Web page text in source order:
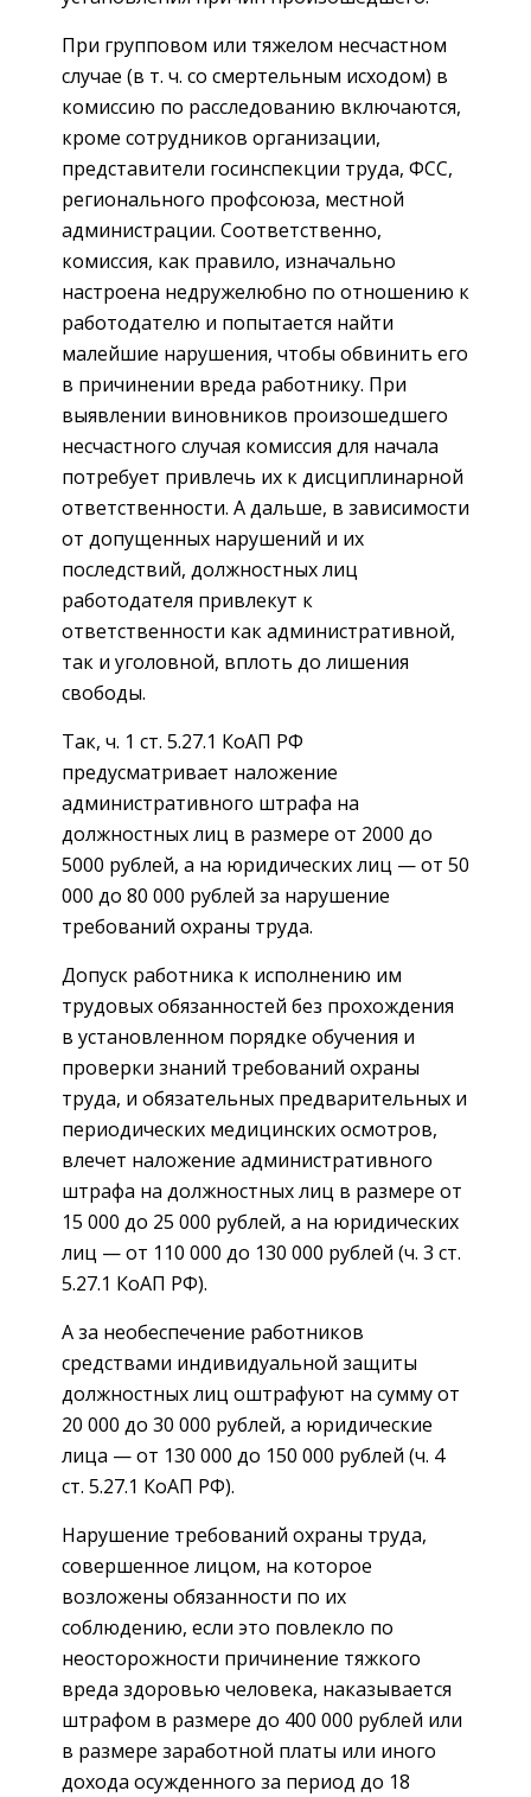
При групповом или тяжелом несчастном
случае (в т. ч. со смертельным исходом) в
комиссию по расследованию включаются,
кроме сотрудников организации,
представители госинспекции труда, ФСС,
регионального профсоюза, местной
администрации. Соответственно,
комиссия, как правило, изначально
настроена недружелюбно по отношению к
работодателю и попытается найти
малейшие нарушения, чтобы обвинить его
в причинении вреда работнику. При
выявлении виновников произошедшего
несчастного случая комиссия для начала
потребует привлечь их к дисциплинарной
ответственности. А дальше, в зависимости
от допущенных нарушений и их
последствий, должностных лиц
работодателя привлекут к
ответственности как административной,
так и уголовной, вплоть до лишения
свободы.
Так, ч. 1 ст. 5.27.1 КоАП РФ
предусматривает наложение
административного штрафа на
должностных лиц в размере от 2000 до
5000 рублей, а на юридических лиц — от 50
000 до 80 000 рублей за нарушение
требований охраны труда.
Допуск работника к исполнению им
трудовых обязанностей без прохождения
в установленном порядке обучения и
проверки знаний требований охраны
труда, и обязательных предварительных и
периодических медицинских осмотров,
влечет наложение административного
штрафа на должностных лиц в размере от
15 000 до 25 000 рублей, а на юридических
лиц — от 110 000 до 130 000 рублей (ч. 3 ст.
5.27.1 КоАП РФ).
А за необеспечение работников
средствами индивидуальной защиты
должностных лиц оштрафуют на сумму от
20 000 до 30 000 рублей, а юридические
лица — от 130 000 до 150 000 рублей (ч. 4
ст. 5.27.1 КоАП РФ).
Нарушение требований охраны труда,
совершенное лицом, на которое
возложены обязанности по их
соблюдению, если это повлекло по
неосторожности причинение тяжкого
вреда здоровью человека, наказывается
штрафом в размере до 400 000 рублей или
в размере заработной платы или иного
дохода осужденного за период до 18